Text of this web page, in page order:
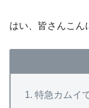
はい、皆さんこん
特急カムイ